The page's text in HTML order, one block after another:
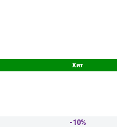
Хит
-10%